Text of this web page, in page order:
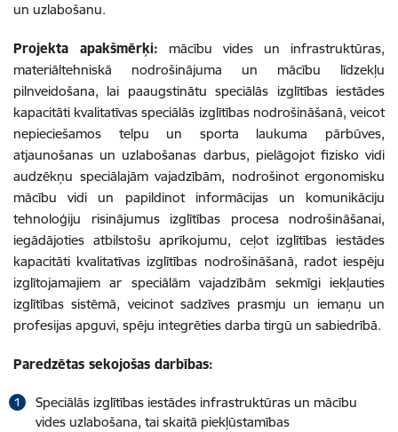
un uzlabošanu.
Projekta apakšmērķi: mācību vides un infrastruktūras,
materiāltehniskā nodrošinājuma un mācību līdzekļu
pilnveidošana, lai paaugstinātu speciālās izglītības iestādes
kapacitāti kvalitatīvas speciālās izglītības nodrošināšanā, veicot
nepieciešamos telpu un sporta laukuma pārbūves,
atjaunošanas un uzlabošanas darbus, pielāgojot fizisko vidi
audzēkņu speciālajām vajadzībām, nodrošinot ergonomisku
mācību vidi un papildinot informācijas un komunikāciju
tehnoloģiju risinājumus izglītības procesa nodrošināšanai,
iegādājoties atbilstošu aprīkojumu, ceļot izglītības iestādes
kapacitāti kvalitatīvas izglītības nodrošināšanā, radot iespēju
izglītojamajiem ar speciālām vajadzībām sekmīgi iekļauties
izglītības sistēmā, veicinot sadzīves prasmju un iemaņu un
profesijas apguvi, spēju integrēties darba tirgū un sabiedrībā.
Paredzētas sekojošas darbības:
Speciālās izglītības iestādes infrastruktūras un mācību
vides uzlabošana, tai skaitā piekļūstamības